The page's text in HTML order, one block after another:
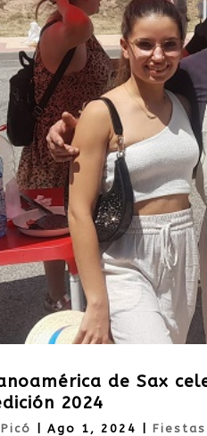
de Sax
2024
Ago 1, 2024 Fiestas